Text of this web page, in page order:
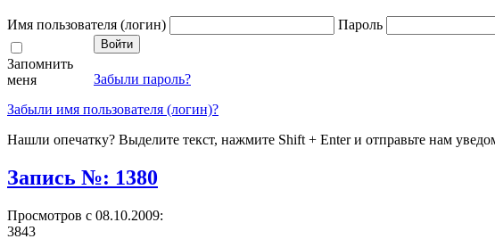
Имя пользователя (логин) Пароль
Запомнить
меня
Забыли пароль?
Забыли имя пользователя (логин)?
Нашли опечатку? Выделите текст, нажмите Shift + Enter и отправьте нам
Запись №: 1380
Просмотров с 08.10.2009:
3843